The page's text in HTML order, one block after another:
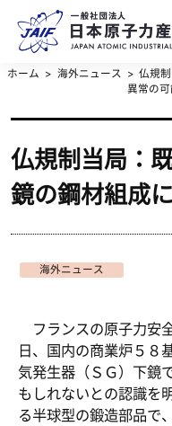
ホーム 海外ニュース
仏規
異常の可
仏規制当局：
鏡の鋼材組成
海外ニュース
フランスの原子力安
日、国内の商業炉５８
気発生器（ＳＧ）下鏡
もしれないとの認識を
る半球型の鍛造部品で